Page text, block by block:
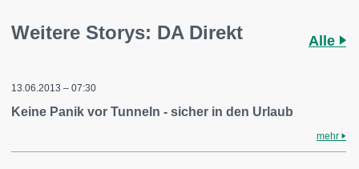
Weitere Storys: DA Direkt Alle
13.06.2013 – 07:30
Keine Panik vor Tunneln - sicher in den Urlaub
mehr